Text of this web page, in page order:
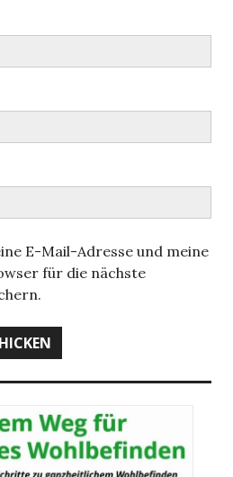
E-Mail-Adresse und meine
für die nächste